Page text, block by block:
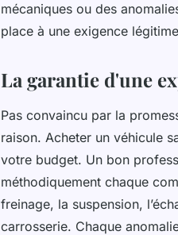
mécaniques ou des
place à une exigence
La garantie d'une
Pas convaincu par la
raison. Acheter un véhicule
votre budget. Un bon
méthodiquement chaque
freinage, la suspension,
carrosserie. Chaque